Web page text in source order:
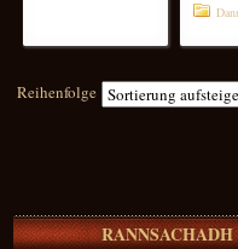
Reihenfolge